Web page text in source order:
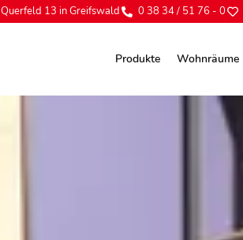
Querfeld 13 in Greifswald 0 38 34 / 51 76 - 0
Produkte Wohnräume